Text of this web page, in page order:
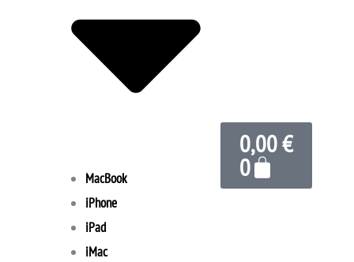
MacBook
iPhone
iPad
iMac
0,00€
0
Carrito